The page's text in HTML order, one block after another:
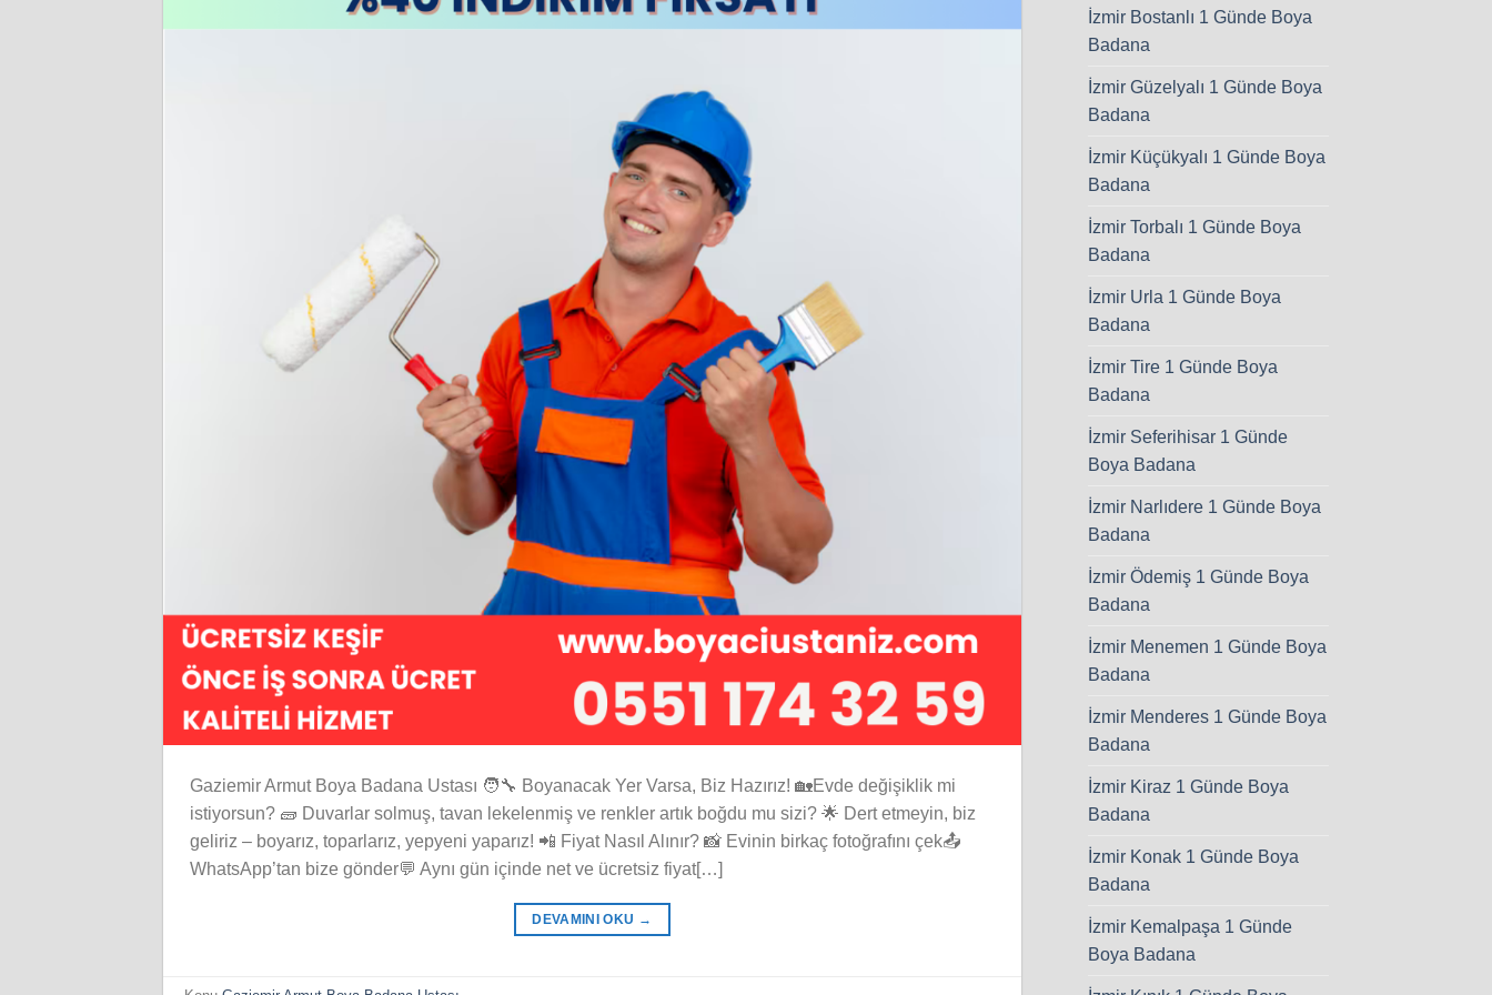
Gaziemir Armut Boya Badana Ustası 🧑‍🔧 Boyanacak Yer Varsa, Biz Hazırız! 🏡Evde değişiklik mi
istiyorsun? 🧱 Duvarlar solmuş, tavan lekelenmiş ve renkler artık boğdu mu sizi? 🌟 Dert etmeyin, biz
geliriz – boyarız, toparlarız, yepyeni yaparız! 📲 Fiyat Nasıl Alınır? 📸 Evinin birkaç fotoğrafını çek📤
WhatsApp’tan bize gönder💬 Aynı gün içinde net ve ücretsiz fiyat[…]
DEVAMINI OKU →
İzmir Bostanlı 1 Günde Boya
Badana
İzmir Güzelyalı 1 Günde Boya
Badana
İzmir Küçükyalı 1 Günde Boya
Badana
İzmir Torbalı 1 Günde Boya
Badana
İzmir Urla 1 Günde Boya
Badana
İzmir Tire 1 Günde Boya
Badana
İzmir Seferihisar 1 Günde
Boya Badana
İzmir Narlıdere 1 Günde Boya
Badana
İzmir Ödemiş 1 Günde Boya
Badana
İzmir Menemen 1 Günde Boya
Badana
İzmir Menderes 1 Günde Boya
Badana
İzmir Kiraz 1 Günde Boya
Badana
İzmir Konak 1 Günde Boya
Badana
İzmir Kemalpaşa 1 Günde
Boya Badana